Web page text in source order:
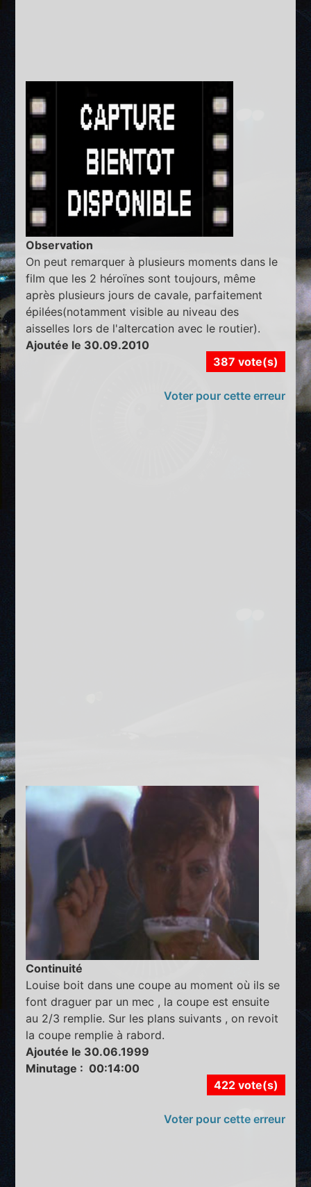
Observation
On peut remarquer à plusieurs moments dans le
film que les 2 héroïnes sont toujours, même
après plusieurs jours de cavale, parfaitement
épilées(notamment visible au niveau des
aisselles lors de l'altercation avec le routier).
Ajoutée le 30.09.2010
387 vote(s)
Voter pour cette erreur
Continuité
Louise boit dans une coupe au moment où ils se
font draguer par un mec , la coupe est ensuite
au 2/3 remplie. Sur les plans suivants , on revoit
la coupe remplie à rabord.
Ajoutée le 30.06.1999
Minutage : 00:14:00
422 vote(s)
Voter pour cette erreur